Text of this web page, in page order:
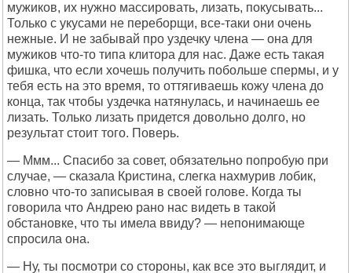
мужиков, их нужно массировать, лизать, покусывать...
Только с укусами не переборщи, все-таки они очень
нежные. И не забывай про уздечку члена — она для
мужиков что-то типа клитора для нас. Даже есть такая
фишка, что если хочешь получить побольше спермы, и у
тебя есть на это время, то оттягиваешь кожу члена до
конца, так чтобы уздечка натянулась, и начинаешь ее
лизать. Только лизать придется довольно долго, но
результат стоит того. Поверь.
— Ммм... Спасибо за совет, обязательно попробую при
случае, — сказала Кристина, слегка нахмурив лобик,
словно что-то записывая в своей голове. Когда ты
говорила что Андрею рано нас видеть в такой
обстановке, что ты имела ввиду? — непонимающе
спросила она.
— Ну, ты посмотри со стороны, как все это выглядит, и